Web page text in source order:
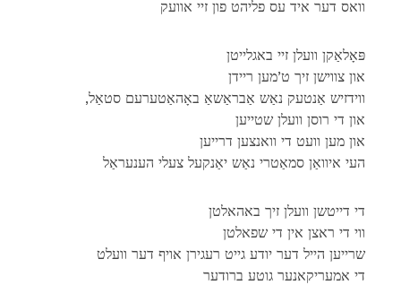
וואס דער איד עס פליהט פון זיי אוועק
פּאָלאַקן וועלן זיי באגלייטן
און צווישן זיך ט’מען ריידן
,ווידזיש אַנטעק נאַש אַבראַשאַ באָהאַטערעם סטאַל
און די רוסן וועלן שטייען
און מען וועט די וואנצען דרייען
העי איוואַן סמאַטרי נאַש יאַנקעל צעלי הענעראַל
די דייטשן וועלן זיך באהאלטן
ווי די ראצן אין די שפאלטן
שרייען הייל דער יודע גייט רעגירן אויף דער וועלט
די אמעריקאנער גוטע ברודער